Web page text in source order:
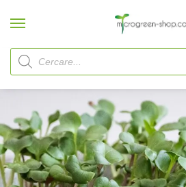
Inizio Microgreens